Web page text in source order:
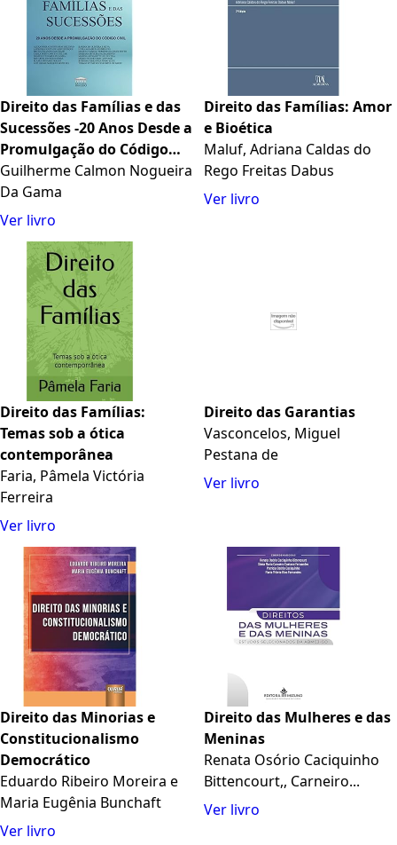
Direito das Famílias e das
Sucessões -20 Anos Desde a
Promulgação do Código
Civil
Guilherme Calmon Nogueira
Da Gama
Ver livro
Direito das Famílias: Amor
e Bioética
Maluf, Adriana Caldas do
Rego Freitas Dabus
Ver livro
Direito das Famílias:
Temas sob a ótica
contemporânea
Faria, Pâmela Victória
Ferreira
Ver livro
Direito das Garantias
Vasconcelos, Miguel
Pestana de
Ver livro
Direito das Minorias e
Constitucionalismo
Democrático
Eduardo Ribeiro Moreira e
Maria Eugênia Bunchaft
Ver livro
Direito das Mulheres e das
Meninas
Renata Osório Caciquinho
Bittencourt,, Carneiro...
Ver livro